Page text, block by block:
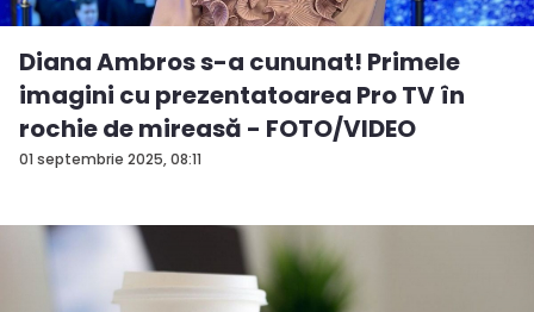
01 septembrie 2025, 08:11
Diana Ambros s-a cununat! Primele
imagini cu prezentatoarea Pro TV în
rochie de mireasă - FOTO/VIDEO